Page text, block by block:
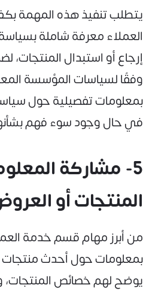
يتطلب تنفيذ هذه المهمة
العملاء معرفة شاملة
إرجاع أو استبدال المنتجات،
وفقًا لسياسات المؤسسة
بمعلومات تفصيلية حول
في حال وجود سوء فهم
5- مشاركة
المنتجات أو
من أبرز مهام قسم خدمة
بمعلومات حول أحدث منتجات
يوضح لهم خصائص المنتجات،